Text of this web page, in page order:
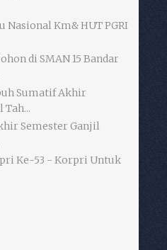
Nasional Km& HUT PGRI
di SMAN 15 Bandar
Sumatif Akhir
Tah...
Semester Ganjil
Ke-53 - Korpri Untuk